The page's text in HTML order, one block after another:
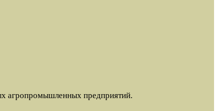
агропромышленных предприятий.